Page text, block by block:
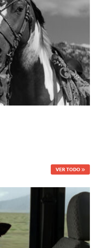
VER TODO